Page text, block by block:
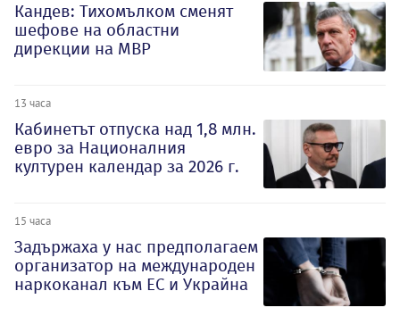
Кандев: Тихомълком сменят
шефове на областни
дирекции на МВР
13 часа
Кабинетът отпуска над 1,8 млн.
евро за Националния
културен календар за 2026 г.
15 часа
Задържаха у нас предполагаем
организатор на международен
наркоканал към ЕС и Украйна